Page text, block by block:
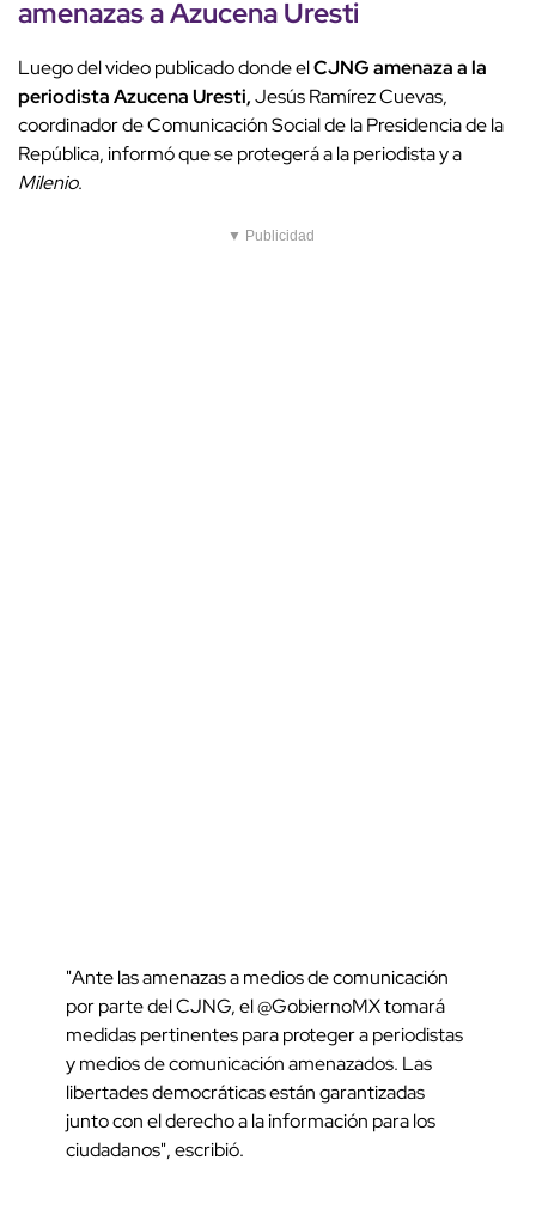
amenazas a Azucena Uresti
Luego del video publicado donde elCJNG amenaza a la
periodista Azucena Uresti,Jesús Ramírez Cuevas,
coordinador de Comunicación Social de la Presidencia de la
República, informó que se protegerá a la periodista y a
Milenio.
▼ Publicidad
"Ante las amenazas a medios de comunicación
por parte del CJNG, el @GobiernoMX tomará
medidas pertinentes para proteger a periodistas
y medios de comunicación amenazados. Las
libertades democráticas están garantizadas
junto con el derecho a la información para los
ciudadanos", escribió.